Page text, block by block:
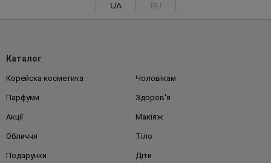
UA RU
Каталог
Корейска косметика Чоловікам
Парфуми Здоров'я
Акції Макіяж
Обличчя Тіло
Подарунки Діти